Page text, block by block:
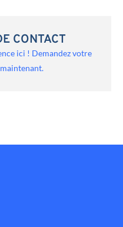
CONTACT
ici ! Demandez votre